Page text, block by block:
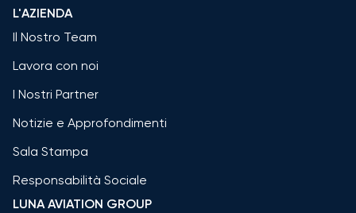
L'AZIENDA
Il Nostro Team
Lavora con noi
I Nostri Partner
Notizie e Approfondimenti
Sala Stampa
Responsabilità Sociale
LUNA AVIATION GROUP